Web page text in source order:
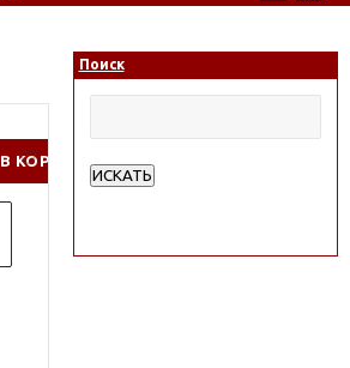
В КОРЗИНУ
Поиск
ИСКАТЬ